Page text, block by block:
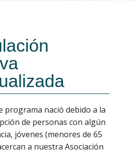
programa nació debido a la
de personas con algún
jóvenes (menores de 65
a nuestra Asociación